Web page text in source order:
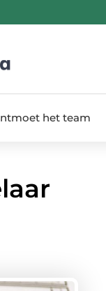
het team